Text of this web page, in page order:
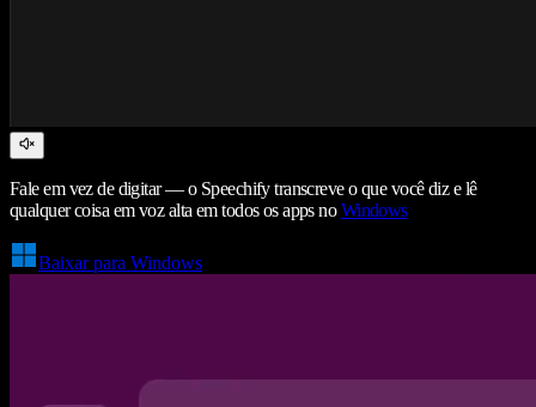
Fale em vez de digitar — o Speechify transcreve o que você diz e lê
qualquer coisa em voz alta em todos os apps noWindows
Baixar para Windows